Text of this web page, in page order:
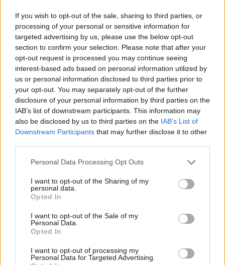
If you wish to opt-out of the sale, sharing to third parties, or
processing of your personal or sensitive information for
targeted advertising by us, please use the below opt-out
section to confirm your selection. Please note that after your
opt-out request is processed you may continue seeing
interest-based ads based on personal information utilized by
us or personal information disclosed to third parties prior to
your opt-out. You may separately opt-out of the further
disclosure of your personal information by third parties on the
IAB’s list of downstream participants. This information may
also be disclosed by us to third parties on the IAB’s List of
Downstream Participants that may further disclose it to other
Please note that this website/app uses one or more Google
not limited to your visit or usage behaviour. You may click to
grant or deny consent to Google and its third-party tags to
use your data for below specified purposes in below Google
consent section.
Personal Data Processing Opt Outs
I want to opt-out of the Sharing of my
personal data.
Opted In
I want to opt-out of the Sale of my
Personal Data.
Opted In
I want to opt-out of processing my
Personal Data for Targeted Advertising.
Ripensare le tecnologie umanitarie oltre i criteri dei
donatori
Martina Marchesi · 10 Lug 2026